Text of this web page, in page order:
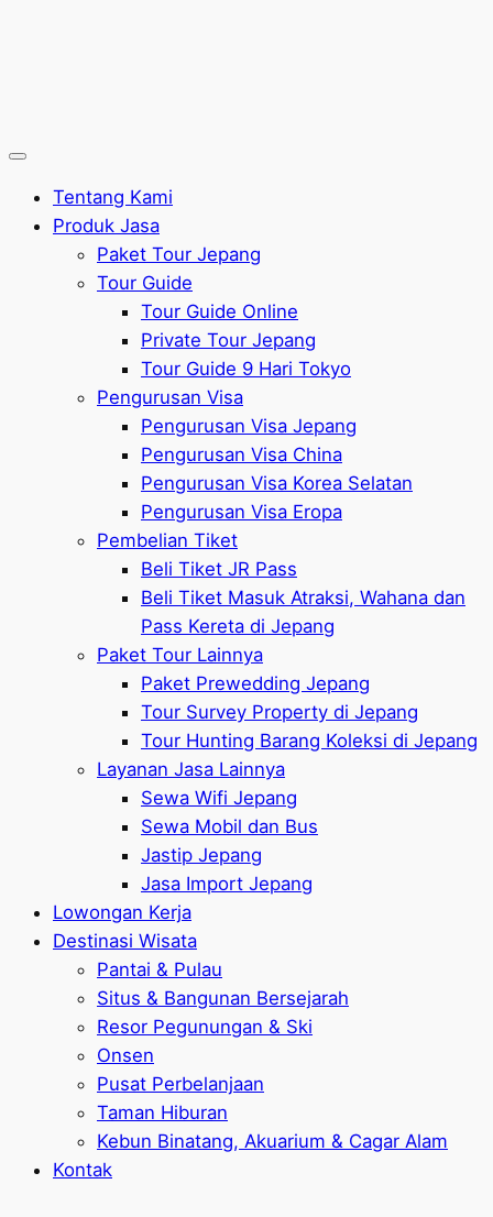
Tentang Kami
Produk Jasa
Paket Tour Jepang
Tour Guide
Tour Guide Online
Private Tour Jepang
Tour Guide 9 Hari Tokyo
Pengurusan Visa
Pengurusan Visa Jepang
Pengurusan Visa China
Pengurusan Visa Korea Selatan
Pengurusan Visa Eropa
Pembelian Tiket
Beli Tiket JR Pass
Beli Tiket Masuk Atraksi, Wahana dan
Pass Kereta di Jepang
Paket Tour Lainnya
Paket Prewedding Jepang
Tour Survey Property di Jepang
Tour Hunting Barang Koleksi di Jepang
Layanan Jasa Lainnya
Sewa Wifi Jepang
Sewa Mobil dan Bus
Jastip Jepang
Jasa Import Jepang
Lowongan Kerja
Destinasi Wisata
Pantai & Pulau
Situs & Bangunan Bersejarah
Resor Pegunungan & Ski
Onsen
Pusat Perbelanjaan
Taman Hiburan
Kebun Binatang, Akuarium & Cagar Alam
Kontak